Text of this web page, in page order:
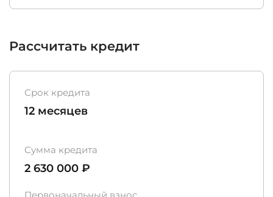
Рассчитать кредит
Срок кредита
12 месяцев
Сумма кредита
2 630 000 ₽
Первоначальный взнос